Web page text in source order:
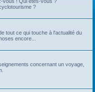
r
r
?
tout ce qui touche à l'actualité du
encore...
concernant un voyage,